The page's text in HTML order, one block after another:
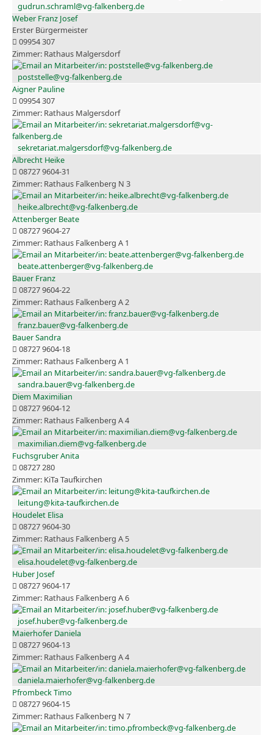
gudrun.schraml@vg-falkenberg.de
Weber Franz Josef
Erster Bürgermeister
09954 307
Rathaus Malgersdorf
poststelle@vg-falkenberg.de
Aigner Pauline
09954 307
Rathaus Malgersdorf
sekretariat.malgersdorf@vg-falkenberg.de
Albrecht Heike
08727 9604-31
Rathaus Falkenberg N 3
heike.albrecht@vg-falkenberg.de
Attenberger Beate
08727 9604-27
Rathaus Falkenberg A 1
beate.attenberger@vg-falkenberg.de
Bauer Franz
08727 9604-22
Rathaus Falkenberg A 2
franz.bauer@vg-falkenberg.de
Bauer Sandra
08727 9604-18
Rathaus Falkenberg A 1
sandra.bauer@vg-falkenberg.de
Diem Maximilian
08727 9604-12
Rathaus Falkenberg A 4
maximilian.diem@vg-falkenberg.de
Fuchsgruber Anita
08727 280
KiTa Taufkirchen
leitung@kita-taufkirchen.de
Houdelet Elisa
08727 9604-30
Rathaus Falkenberg A 5
elisa.houdelet@vg-falkenberg.de
Huber Josef
08727 9604-17
Rathaus Falkenberg A 6
josef.huber@vg-falkenberg.de
Maierhofer Daniela
08727 9604-13
Rathaus Falkenberg A 4
daniela.maierhofer@vg-falkenberg.de
Pfrombeck Timo
08727 9604-15
Rathaus Falkenberg N 7